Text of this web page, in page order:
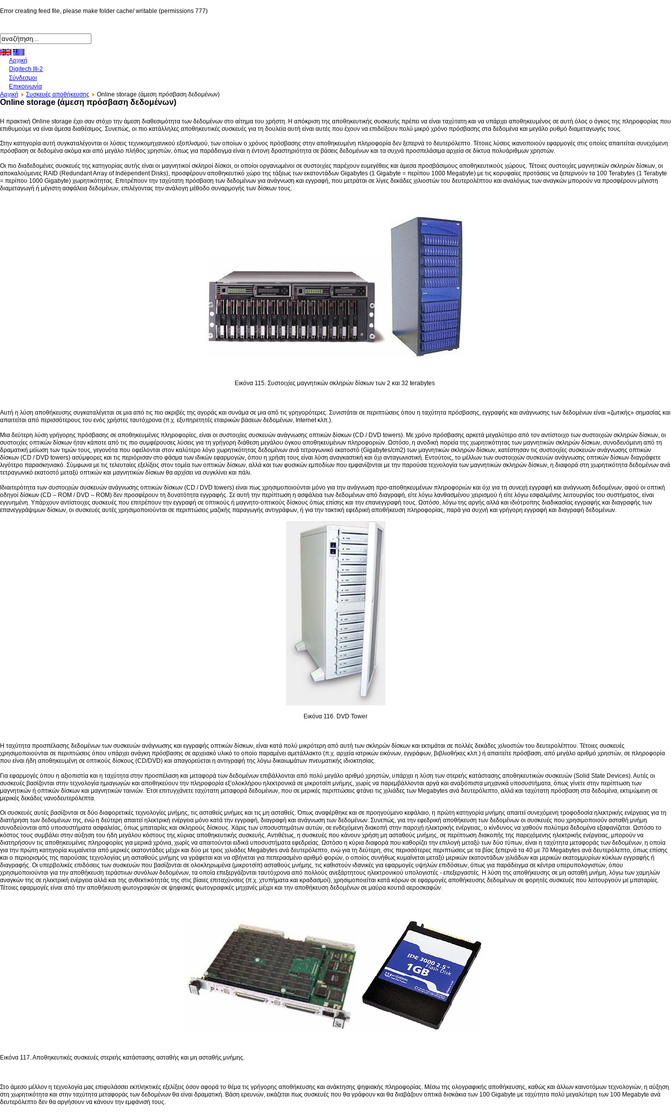
Error creating feed file, please make folder cache/ writable (permissions 777)
Αρχική
Digitech III-2
Σύνδεσμοι
Επικοινωνία
Αρχική
Συσκευές αποθήκευσης Online storage (άμεση πρόσβαση δεδομένων)
Online storage (άμεση πρόσβαση δεδομένων)
Η πρακτική Online storage έχει σαν στόχο την άμεση διαθεσιμότητα των δεδομένων στο αίτημα του χρήστη. Η απόκριση της αποθηκευτικής συσκευής πρέπει να είναι ταχύτατη και να υπάρχει αποθηκευμένος σε αυτή όλος ο όγκος της πληροφορίας που
επιθυμούμε να είναι άμεσα διαθέσιμος. Συνεπώς, οι πιο κατάλληλες αποθηκευτικές συσκευές για τη δουλεία αυτή είναι αυτές που έχουν να επιδείξουν πολύ μικρό χρόνο πρόσβασης στα δεδομένα και μεγάλο ρυθμό διαμεταγωγής τους.
Στην κατηγορία αυτή συγκαταλέγονται οι λύσεις τεχνικομηχανικού εξοπλισμού, των οποίων ο χρόνος πρόσβασης στην αποθηκευμένη πληροφορία δεν ξεπερνά το δευτερόλεπτο. Τέτοιες λύσεις ικανοποιούν εφαρμογές στις οποίες απαιτείται συνεχόμενη
πρόσβαση σε δεδομένα ακόμα και από μεγάλο πλήθος χρηστών, όπως για παράδειγμα είναι η έντονη δραστηριότητα σε βάσεις δεδομένων και τα συχνά προσπελάσιμα αρχεία σε δίκτυα πολυάριθμων χρηστών.
Οι πιο διαδεδομένες συσκευές της κατηγορίας αυτής είναι οι μαγνητικοί σκληροί δίσκοι, οι οποίοι οργανωμένοι σε συστοιχίες παρέχουν ευμεγέθεις και άμεσα προσβάσιμους αποθηκευτικούς χώρους. Τέτοιες συστοιχίες μαγνητικών σκληρών δίσκων, οι
αποκαλούμενες RAID (Redundant Array of Independent Disks), προσφέρουν αποθηκευτικό χώρο της τάξεως των εκατοντάδων Gigabytes (1 Gigabyte = περίπου 1000 Megabyte) με τις κορυφαίες προτάσεις να ξεπερνούν τα 100 Terabytes (1 Terabyte
= περίπου 1000 Gigabyte) χωρητικότητας. Επιτρέπουν την ταχύτατη πρόσβαση των δεδομένων για ανάγνωση και εγγραφή, που μετράται σε λίγες δεκάδες χιλιοστών του δευτερολέπτου και αναλόγως των αναγκών μπορούν να προσφέρουν μέγιστη
διαμεταγωγή ή μέγιστη ασφάλεια δεδομένων, επιλέγοντας την ανάλογη μέθοδο συναρμογής των δίσκων τους.
Εικόνα 115. Συστοιχίες μαγνητικών σκληρών δίσκων των 2 και 32 terabytes
Αυτή η λύση αποθήκευσης συγκαταλέγεται σε μια από τις πιο ακριβές της αγοράς και συνάμα σε μια από τις γρηγορότερες. Συνιστάται σε περιπτώσεις όπου η ταχύτητα πρόσβασης, εγγραφής και ανάγνωσης των δεδομένων είναι «ζωτικής» σημασίας και
απαιτείται από περισσότερους του ενός χρήστες ταυτόχρονα (π.χ. εξυπηρετητές εταιρικών βάσεων δεδομένων, Internet κλπ.).
Μια δεύτερη λύση γρήγορης πρόσβασης σε αποθηκευμένες πληροφορίες, είναι οι συστοιχίες συσκευών ανάγνωσης οπτικών δίσκων (CD / DVD towers). Με χρόνο πρόσβασης αρκετά μεγαλύτερο από τον αντίστοιχο των συστοιχιών σκληρών δίσκων, οι
συστοιχίες οπτικών δίσκων ήταν κάποτε από τις πιο συμφέρουσες λύσεις για τη γρήγορη διάθεση μεγάλου όγκου αποθηκευμένων πληροφοριών. Ωστόσο, η ανοδική πορεία της χωρητικότητας των μαγνητικών σκληρών δίσκων, συνοδευόμενη από τη
δραματική μείωση των τιμών τους, γεγονότα που οφείλονται στον καλύτερο λόγο χωρητικότητας δεδομένων ανά τετραγωνικό εκατοστό (Gigabytes/cm2) των μαγνητικών σκληρών δίσκων, κατέστησαν τις συστοιχίες συσκευών ανάγνωσης οπτικών
δίσκων (CD / DVD towers) ασύμφορες και τις περιόρισαν στο φάσμα των ιδικών εφαρμογών, όπου η χρήση τους είναι λύση αναγκαστική και όχι ανταγωνιστική. Εντούτοις, το μέλλων των συστοιχιών συσκευών ανάγνωσης οπτικών δίσκων διαγράφετε
λιγότερο παρασκηνιακό. Σύμφωνα με τις τελευταίες εξελίξεις στον τομέα των οπτικών δίσκων, αλλά και των φυσικών εμποδίων που εμφανίζονται με την παρούσα τεχνολογία των μαγνητικών σκληρών δίσκων, η διαφορά στη χωρητικότητα δεδομένων ανά
τετραγωνικό εκατοστό μεταξύ οπτικών και μαγνητικών δίσκων θα αρχίσει να συγκλίνει και πάλι.
Ιδιαιτερότητα των συστοιχιών συσκευών ανάγνωσης οπτικών δίσκων (CD / DVD towers) είναι πως χρησιμοποιούνται μόνο για την ανάγνωση προ-αποθηκευμένων πληροφοριών και όχι για τη συνεχή εγγραφή και ανάγνωση δεδομένων, αφού οι οπτική
οδηγοί δίσκων (CD – ROM / DVD – ROM) δεν προσφέρουν τη δυνατότητα εγγραφής. Σε αυτή την περίπτωση η ασφάλεια των δεδομένων από διαγραφή, είτε λόγω λανθασμένου χειρισμού ή είτε λόγω εσφαλμένης λειτουργίας του συστήματος, είναι
εγγυημένη. Υπάρχουν αντίστοιχες συσκευές που επιτρέπουν την εγγραφή σε οπτικούς ή μαγνητο-οπτικούς δίσκους όπως επίσης και την επανεγγραφή τους. Ωστόσο, λόγω της αργής αλλά και ιδιότροπης διαδικασίας εγγραφής και διαγραφής των
επανεγγράψιμων δίσκων, οι συσκευές αυτές χρησιμοποιούνται σε περιπτώσεις μαζικής παραγωγής αντιγράφων, ή για την τακτική εφεδρική αποθήκευση πληροφορίας, παρά για συχνή και γρήγορη εγγραφή και διαγραφή δεδομένων.
Εικόνα 116. DVD Tower
Η ταχύτητα προσπέλασης δεδομένων των συσκευών ανάγνωσης και εγγραφής οπτικών δίσκων, είναι κατά πολύ μικρότερη από αυτή των σκληρών δίσκων και εκτιμάται σε πολλές δεκάδες χιλιοστών του δευτερολέπτου. Τέτοιες συσκευές
χρησιμοποιούνται σε περιπτώσεις όπου υπάρχει ανάγκη πρόσβασης σε αρχειακό υλικό το οποίο παραμένει αμετάλλακτο (π.χ. αρχεία ιατρικών εικόνων, εγγράφων, βιβλιοθήκες κλπ.) ή απαιτείτε πρόσβαση, από μεγάλο αριθμό χρηστών, σε πληροφορία
που είναι ήδη αποθηκευμένη σε οπτικούς δίσκους (CD/DVD) και απαγορεύεται η αντιγραφή της λόγω δικαιωμάτων πνευματικής ιδιοκτησίας.
Για εφαρμογές όπου η αξιοπιστία και η ταχύτητα στην προσπέλαση και μεταφορά των δεδομένων επιβάλλονται από πολύ μεγάλο αριθμό χρηστών, υπάρχει η λύση των στερεής κατάστασης αποθηκευτικών συσκευών (Solid State Devices). Αυτές οι
συσκευές βασίζονται στην τεχνολογία ημιαγωγών και αποθηκεύουν την πληροφορία εξ’ολοκλήρου ηλεκτρονικά σε μικροτσίπ μνήμης, χωρίς να παρεμβάλλονται αργά και αναξιόπιστα μηχανικά υποσυστήματα, όπως γίνετε στην περίπτωση των
μαγνητικών ή οπτικών δίσκων και μαγνητικών ταινιών. Έτσι επιτυγχάνετε ταχύτατη μεταφορά δεδομένων, που σε μερικές περιπτώσεις φτάνει τις χιλιάδες των Megabytes ανά δευτερόλεπτο, αλλά και ταχύτατη πρόσβαση στα δεδομένα, εκτιμώμενη σε
μερικές δεκάδες νανοδευτερόλεπτα.
Οι συσκευές αυτές βασίζονται σε δύο διαφορετικές τεχνολογίες μνήμης, τις ασταθείς μνήμες και τις μη ασταθείς. Όπως αναφέρθηκε και σε προηγούμενο κεφάλαιο, η πρώτη κατηγορία μνήμης απαιτεί συνεχόμενη τροφοδοσία ηλεκτρικής ενέργειας για τη
διατήρηση των δεδομένων της, ενώ η δεύτερη απαιτεί ηλεκτρική ενέργεια μόνο κατά την εγγραφή, διαγραφή και ανάγνωση των δεδομένων. Συνεπώς, για την εφεδρική αποθήκευση των δεδομένων οι συσκευές που χρησιμοποιούν ασταθή μνήμη
συνοδεύονται από υποσυστήματα ασφαλείας, όπως μπαταρίες και σκληρούς δίσκους. Χάρις των υποσυστημάτων αυτών, σε ενδεχόμενη διακοπή στην παροχή ηλεκτρικής ενέργειας, ο κίνδυνος να χαθούν πολύτιμα δεδομένα εξαφανίζεται. Ωστόσο το
κόστος τους συμβάλει στην αύξηση του ήδη μεγάλου κόστους της κύριας αποθηκευτικής συσκευής. Αντιθέτως, η συσκευές που κάνουν χρήση μη ασταθούς μνήμης, σε περίπτωση διακοπής της παρεχόμενης ηλεκτρικής ενέργειας, μπορούν να
διατηρήσουν τις αποθηκευμένες πληροφορίες για μερικά χρόνια, χωρίς να απαιτούνται ειδικά υποσυστήματα εφεδρείας. Ωστόσο η κύρια διαφορά που καθορίζει την επιλογή μεταξύ των δύο τύπων, είναι η ταχύτητα μεταφοράς των δεδομένων, η οποία
για την πρώτη κατηγορία κυμαίνεται από μερικές εκατοντάδες μέχρι και δύο με τρεις χιλιάδες Megabytes ανά δευτερόλεπτο, ενώ για τη δεύτερη, στις περισσότερες περιπτώσεις με τα βίας ξεπερνά τα 40 με 70 Megabytes ανά δευτερόλεπτο, όπως επίσης
και ο περιορισμός της παρούσας τεχνολογίας μη ασταθούς μνήμης να γράφεται και να σβήνεται για πεπερασμένο αριθμό φορών, ο οποίος συνήθως κυμαίνεται μεταξύ μερικών εκατοντάδων χιλιάδων και μερικών εκατομμυρίων κύκλων εγγραφής ή
διαγραφής. Οι υπερβολικές επιδόσεις των συσκευών που βασίζονται σε ολοκληρωμένα (μικροτσίπ) ασταθούς μνήμης, τις καθιστούν ιδανικές για εφαρμογές υψηλών επιδόσεων, όπως για παράδειγμα σε κέντρα υπερυπολογιστών, όπου
χρησιμοποιούνται για την αποθήκευση τεράστιων συνόλων δεδομένων, τα οποία επεξεργάζονται ταυτόχρονα από πολλούς ανεξάρτητους ηλεκτρονικού υπολογιστές - επεξεργαστές. Η λύση της αποθήκευσης σε μη ασταθή μνήμη, λόγω των χαμηλών
αναγκών της σε ηλεκτρική ενέργεια αλλά και της ανθεκτικότητάς της στις βίαιες επιταχύνσεις (π.χ. χτυπήματα και κραδασμοί), χρησιμοποιείται κατά κόρων σε εφαρμογές αποθήκευσης δεδομένων σε φορητές συσκευές που λειτουργούν με μπαταρίες.
Τέτοιες εφαρμογές είναι από την αποθήκευση φωτογραφιών σε ψηφιακές φωτογραφικές μηχανές μέχρι και την αποθήκευση δεδομένων σε μαύρα κουτιά αεροσκαφών.
Εικόνα 117. Αποθηκευτικές συσκευές στερεής κατάστασης ασταθής και μη ασταθής μνήμης.
Στο άμεσο μέλλον η τεχνολογία μας επιφυλάσσει εκπληκτικές εξελίξεις όσον αφορά το θέμα τις γρήγορης αποθήκευσης και ανάκτησης ψηφιακής πληροφορίας. Μέσω της ολογραφικής αποθήκευσης, καθώς και άλλων καινοτόμων τεχνολογιών, η αύξηση
στη χωρητικότητα και στην ταχύτητα μεταφοράς των δεδομένων θα είναι δραματική. Βάση ερευνών, εικάζεται πως συσκευές που θα γράφουν και θα διαβάζουν οπτικά δισκάκια των 100 Gigabyte με ταχύτητα πολύ μεγαλύτερη των 100 Megabyte ανά
δευτερόλεπτο δεν θα αργήσουν να κάνουν την εμφάνισή τους.